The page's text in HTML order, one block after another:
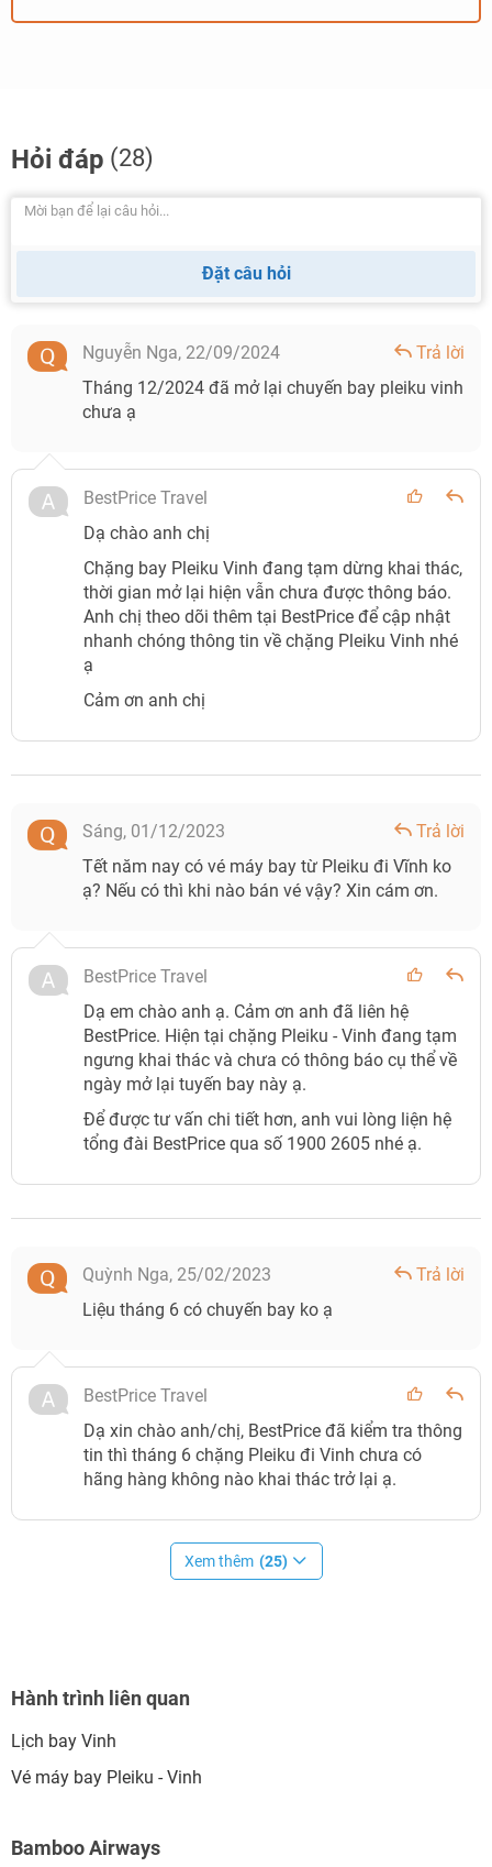
Hỏi đáp (28)
Đặt câu hỏi
Nguyễn Nga, 22/09/2024
Trả lời
Tháng 12/2024 đã mở lại chuyến bay pleiku vinh
chưa ạ
BestPrice Travel
Dạ chào anh chị
Chặng bay Pleiku Vinh đang tạm dừng khai thác,
thời gian mở lại hiện vẫn chưa được thông báo.
Anh chị theo dõi thêm tại BestPrice để cập nhật
nhanh chóng thông tin về chặng Pleiku Vinh nhé
ạ
Cảm ơn anh chị
Sáng, 01/12/2023
Trả lời
Tết năm nay có vé máy bay từ Pleiku đi Vĩnh ko
ạ? Nếu có thì khi nào bán vé vậy? Xin cám ơn.
BestPrice Travel
Dạ em chào anh ạ. Cảm ơn anh đã liên hệ
BestPrice. Hiện tại chặng Pleiku - Vinh đang tạm
ngưng khai thác và chưa có thông báo cụ thể về
ngày mở lại tuyến bay này ạ.
Để được tư vấn chi tiết hơn, anh vui lòng liện hệ
tổng đài BestPrice qua số 1900 2605 nhé ạ.
Quỳnh Nga, 25/02/2023
Trả lời
Liệu tháng 6 có chuyến bay ko ạ
BestPrice Travel
Dạ xin chào anh/chị, BestPrice đã kiểm tra thông
tin thì tháng 6 chặng Pleiku đi Vinh chưa có
hãng hàng không nào khai thác trở lại ạ.
Xem thêm (25)
Hành trình liên quan
Lịch bay Vinh
Vé máy bay Pleiku - Vinh
Bamboo Airways